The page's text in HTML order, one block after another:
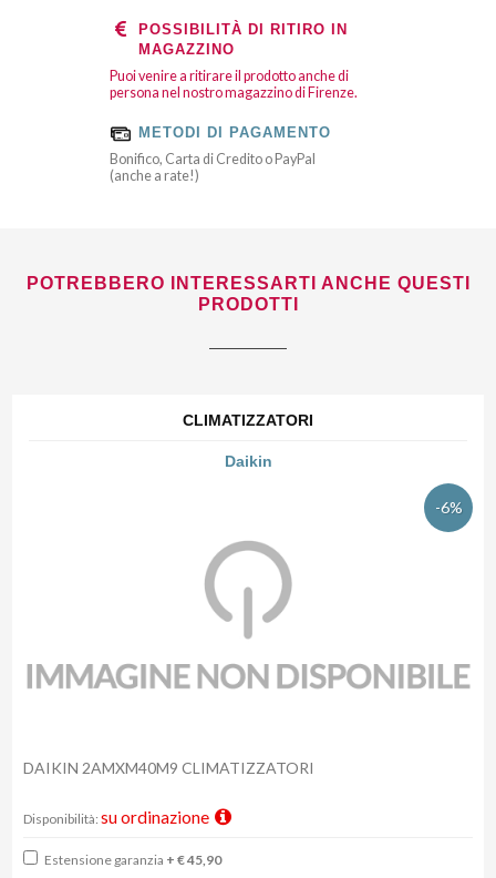
POSSIBILITÀ DI RITIRO IN
MAGAZZINO
Puoi venire a ritirare il prodotto anche di
persona nel nostro magazzino di Firenze.
METODI DI PAGAMENTO
Bonifico, Carta di Credito o PayPal
(anche a rate!)
POTREBBERO INTERESSARTI ANCHE QUESTI
PRODOTTI
CLIMATIZZATORI
Daikin
-6%
DAIKIN 2AMXM40M9 CLIMATIZZATORI
Disponibilità: su ordinazione
Estensione garanzia + € 45,90